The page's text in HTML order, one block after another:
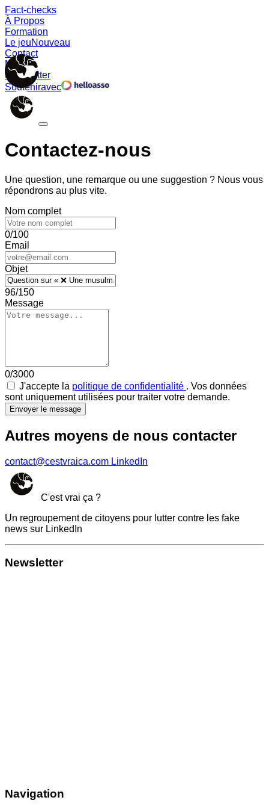
Fact-checks
À Propos
Formation
Le jeuNouveau
Contact
Memes
Newsletter
Souteniravec
Contactez-nous
Une question, une remarque ou une suggestion ? Nous vous
répondrons au plus vite.
Nom complet
0/100
Email
Objet
96/150
Message
0/3000
J'accepte la politique de confidentialité . Vos données
sont uniquement utilisées pour traiter votre demande.
Envoyer le message
Autres moyens de nous contacter
contact@cestvraica.com LinkedIn
C'est vrai ça ?
Un regroupement de citoyens pour lutter contre les fake
news sur LinkedIn
Newsletter
Navigation